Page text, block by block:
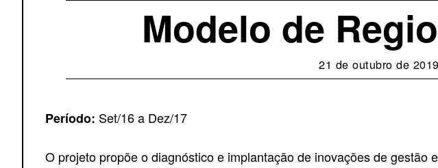
Modelo de
21 de outubro de 2019
Período: Set/16 a Dez/17
O projeto propõe o diagnóstico e implantação de inovações de